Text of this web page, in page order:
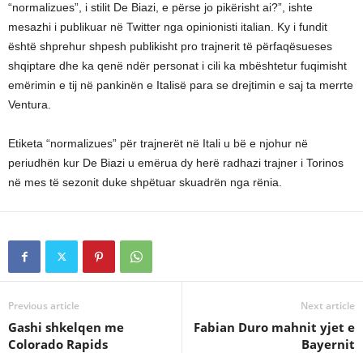
“normalizues”, i stilit De Biazi, e përse jo pikërisht ai?”, ishte
mesazhi i publikuar në Twitter nga opinionisti italian. Ky i fundit
është shprehur shpesh publikisht pro trajnerit të përfaqësueses
shqiptare dhe ka qenë ndër personat i cili ka mbështetur fuqimisht
emërimin e tij në pankinën e Italisë para se drejtimin e saj ta merrte
Ventura.
Etiketa “normalizues” për trajnerët në Itali u bë e njohur në
periudhën kur De Biazi u emërua dy herë radhazi trajner i Torinos
në mes të sezonit duke shpëtuar skuadrën nga rënia.
Previous article
Gashi shkelqen me
Colorado Rapids
Next article
Fabian Duro mahnit yjet e
Bayernit